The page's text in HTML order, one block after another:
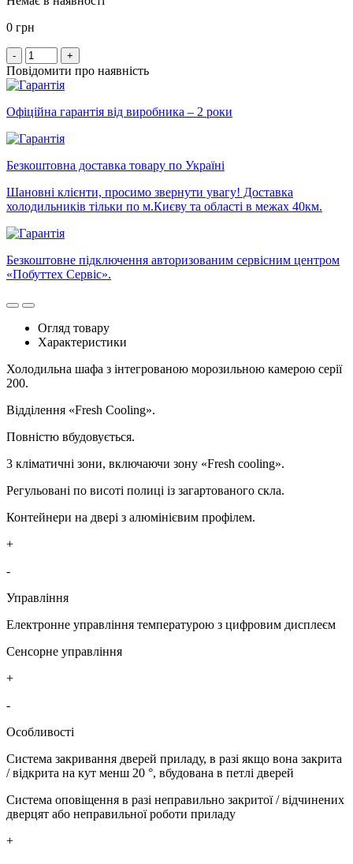
0 грн
- +
Повідомити про наявність
Офіційна гарантія від виробника – 2 роки
Безкоштовна доставка товару по Україні
Шановні клієнти, просимо звернути увагу! Доставка
холодильників тільки по м.Києву та області в межах 40км.
Безкоштовне підключення авторизованим сервісним центром
«Побуттех Сервіс».
Огляд товару
Характеристики
Холодильна шафа з інтегрованою морозильною камерою серії
200.
Відділення «Fresh Cooling».
Повністю вбудовується.
3 кліматичні зони, включаючи зону «Fresh cooling».
Регульовані по висоті полиці із загартованого скла.
Контейнери на двері з алюмінієвим профілем.
+
-
Управління
Електронне управління температурою з цифровим дисплеєм
Сенсорне управління
+
-
Особливості
Система закривання дверей приладу, в разі якщо вона закрита
/ відкрита на кут менш 20 °, вбудована в петлі дверей
Система оповіщення в разі неправильно закритої / відчинених
дверцят або неправильної роботи приладу
+